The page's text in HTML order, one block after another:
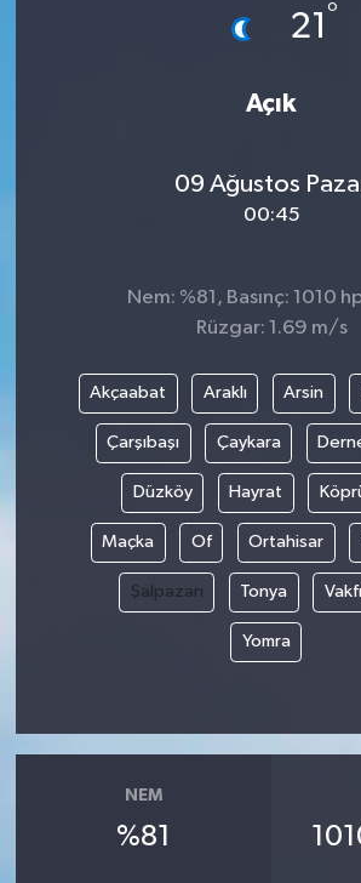
21 °
Açık
09 Ağustos
00:45
Nem: %81, Basınç: 1010
Rüzgar: 1.69 m/s
Akçaabat Araklı Arsin
Çarşıbaşı Çaykara
Düzköy Hayrat
Maçka Of Ortahisar
Şalpazarı Tonya
Yomra
NEM
%81